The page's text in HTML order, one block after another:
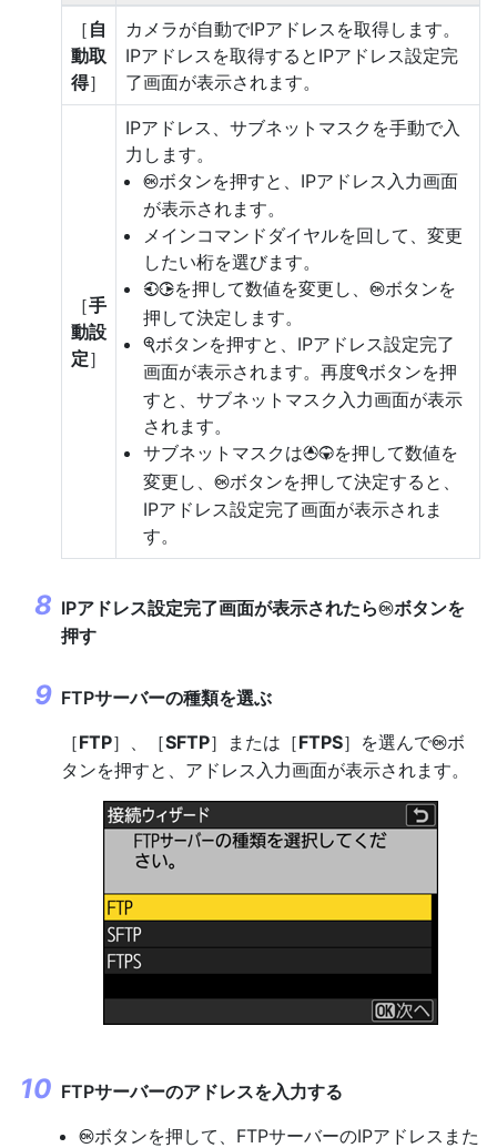
［ 自
動取
得］
カメラが自動でIPアドレスを取得します。
IPアドレスを取得するとIPアドレス設定完
了画面が表示されます。
［手
動設
定］
IPアドレス、サブネットマスクを手動で入
力します。
Jボタンを押すと、IPアドレス入力画面
が表示されます。
メインコマンドダイヤルを回して、変更
したい桁を選びます。
42を押して数値を変更し、 Jボタンを
押して決定します。
Xボタンを押すと、IPアドレス設定完了
画面が表示されます。再度Xボタンを押
すと、サブネットマスク入力画面が表示
されます。
サブネットマスクは13を押して数値を
変更し、
Jボタンを押して決定すると、
IPアドレス設定完了画面が表示されま
す。
IPアドレス設定完了画面が表示されたらJボタンを
押す
FTPサーバーの種類を選ぶ
［FTP］、［SFTP］または［FTPS］を選んでJボ
タンを押すと、アドレス入力画面が表示されます。
FTPサーバーのアドレスを入力する
Jボタンを押して、FTPサーバーのIPアドレスまた